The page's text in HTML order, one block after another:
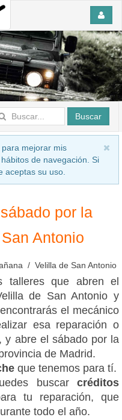
Buscar
mejorar mis
de navegación. Si
aceptas su uso.
por la
Antonio
Velilla de San Antonio
talleres que abren el
de San Antonio y
el mecánico
esa reparación o
y abre el sábado por la
de Madrid.
que tenemos para tí.
buscar créditos
tu reparación, que
todo el año.